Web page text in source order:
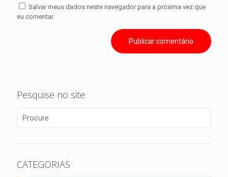
Salvar meus dados neste navegador para a próxima vez que
eu comentar.
Pesquise no site
CATEGORIAS